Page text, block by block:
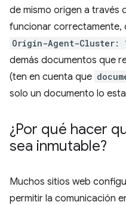
de mismo origen a través
funcionar correctamente,
Origin-Agent-Cluster:
demás documentos que
(ten en cuenta que
solo un documento lo
¿Por qué hacer
sea inmutable?
Muchos sitios web
permitir la comunicación